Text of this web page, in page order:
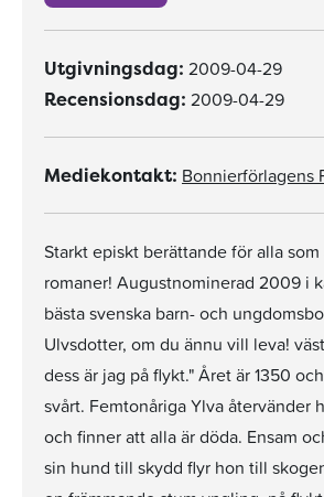
Utgivningsdag: 2009-04-29
Recensionsdag: 2009-04-29
Mediekontakt: Bonnierförlagens
Starkt episkt berättande för alla
romaner! Augustnominerad 2009 i
bästa svenska barn- och
Ulvsdotter, om du ännu vill leva!
dess är jag på flykt." Året är 1350
svårt. Femtonåriga Ylva återvänder
och finner att alla är döda. Ensam
sin hund till skydd flyr hon till